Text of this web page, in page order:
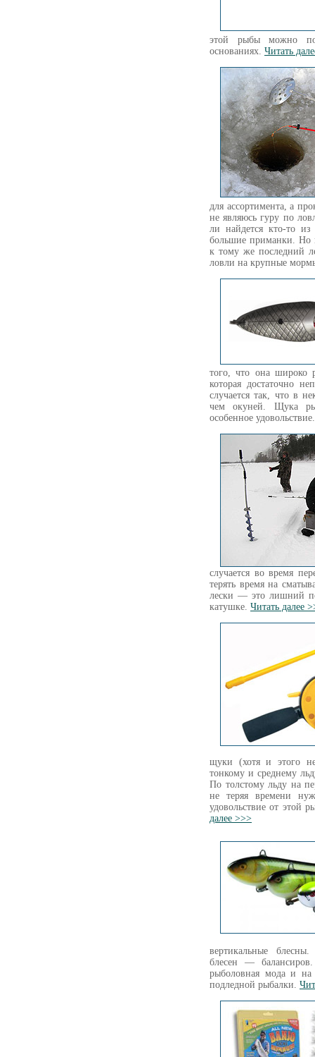
этой рыбы можно
основаниях. Читать
для ассортимента, а
не являюсь гуру по
ли найдется кто-то
большие приманки. Но
к тому же последний
ловли на крупные
того, что она широко
которая достаточно
случается так, что в
чем окуней. Щука
особенное
случается во время
терять время на
лески — это лишний
катушке. Читать далее
щуки (хотя и этого
тонкому и среднему
По толстому льду на
не теряя времени
удовольствие от этой
далее >>>
вертикальные
блесен —
рыболовная мода и
подледной рыбалки.